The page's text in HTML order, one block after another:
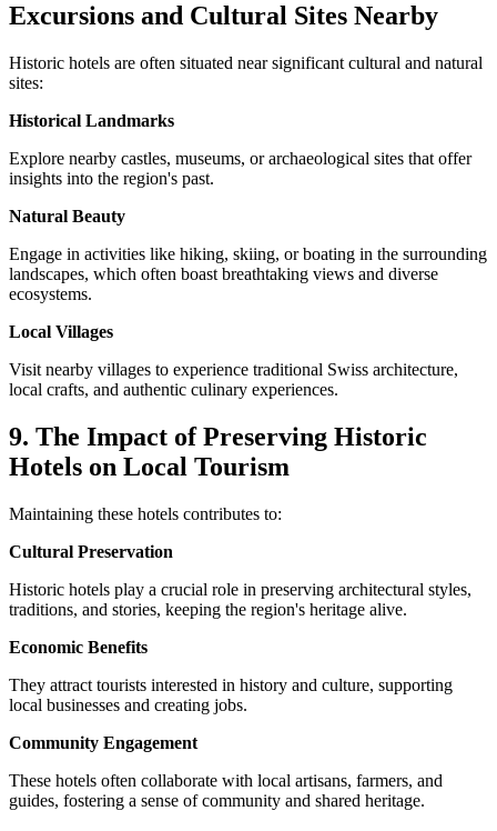
Excursions and Cultural Sites Nearby
Historic hotels are often situated near significant cultural and natural
sites:
Historical Landmarks
Explore nearby castles, museums, or archaeological sites that offer
insights into the region's past.
Natural Beauty
Engage in activities like hiking, skiing, or boating in the surrounding
landscapes, which often boast breathtaking views and diverse
ecosystems.
Local Villages
Visit nearby villages to experience traditional Swiss architecture,
local crafts, and authentic culinary experiences.
9. The Impact of Preserving Historic
Hotels on Local Tourism
Maintaining these hotels contributes to:
Cultural Preservation
Historic hotels play a crucial role in preserving architectural styles,
traditions, and stories, keeping the region's heritage alive.
Economic Benefits
They attract tourists interested in history and culture, supporting
local businesses and creating jobs.
Community Engagement
These hotels often collaborate with local artisans, farmers, and
guides, fostering a sense of community and shared heritage.